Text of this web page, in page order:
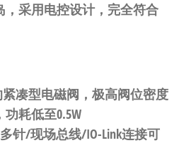
，采用电控设计，完全符合
紧凑型电磁阀，极高阀位密度
功耗低至0.5W
针/现场总线/IO-Link连接可